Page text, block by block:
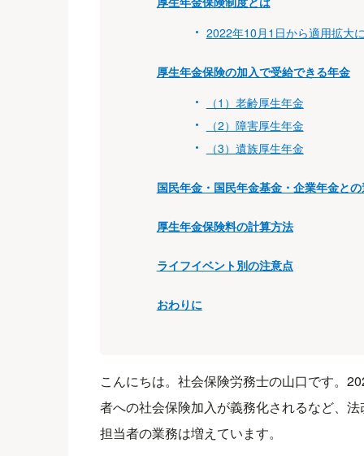
2022年10月1日から適用拡大
厚生年金保険の加入で受給できる年金
（1）老齢厚生年金
（2）障害厚生年金
（3）遺族厚生年金
国民年金・国民年金基金・企業年金と
厚生年金保険料の計算方法
ライフイベント別の注意点
おわりに
こんにちは。社会保険労務士の山口です。
者への社会保険加入が義務化されるなど、
担当者の業務は増えています。